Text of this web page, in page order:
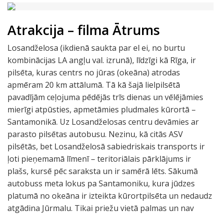
Atrakcija – filma Ātrums
Losandželosa (ikdienā saukta par el ei, no burtu
kombinācijas LA angļu val. izrunā), līdzīgi kā Rīga, ir
pilsēta, kuras centrs no jūras (okeāna) atrodas
apmēram 20 km attālumā. Tā kā šajā lielpilsētā
pavadījām ceļojuma pēdējās trīs dienas un vēlējāmies
mierīgi atpūsties, apmetāmies pludmales kūrortā –
Santamonikā. Uz Losandželosas centru devāmies ar
parasto pilsētas autobusu. Nezinu, kā citās ASV
pilsētās, bet Losandželosā sabiedriskais transports ir
ļoti pieņemamā līmenī – teritoriālais pārklājums ir
plašs, kursē pēc saraksta un ir samērā lēts. Sākumā
autobuss meta lokus pa Santamoniku, kura jūdzes
platumā no okeāna ir izteikta kūrortpilsēta un nedaudz
atgādina Jūrmalu. Tikai priežu vietā palmas un nav